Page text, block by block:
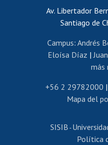
Certificado
Editar
Revalidación y
Postulación al
Cursos
Av. Libertador
Santiago de
Campus: Andrés
Eloísa Díaz |
más
+56 2 29782000 |
Mapa del
SISIB -
Política